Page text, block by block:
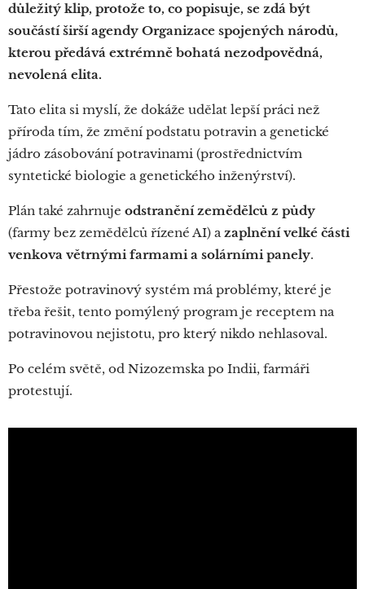
důležitý klip, protože to, co popisuje, se zdá být
součástí širší agendy Organizace spojených národů,
kterou předává extrémně bohatá nezodpovědná,
nevolená elita.
Tato elita si myslí, že dokáže udělat lepší práci než
příroda tím, že změní podstatu potravin a genetické
jádro zásobování potravinami (prostřednictvím
syntetické biologie a genetického inženýrství).
Plán také zahrnuje odstranění zemědělců z půdy
(farmy bez zemědělců řízené AI) azaplnění velké části
venkova větrnými farmami a solárními panely.
Přestože potravinový systém má problémy, které je
třeba řešit, tento pomýlený program je receptem na
potravinovou nejistotu, pro který nikdo nehlasoval.
Po celém světě, od Nizozemska po Indii, farmáři
protestují.